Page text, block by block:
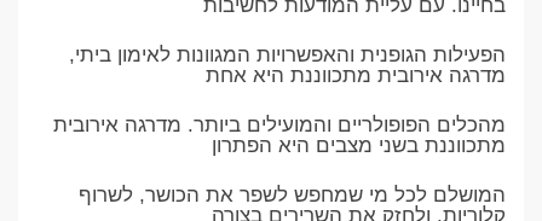
בחיינו. עם עליית המודעות לחשיבות
הפעילות הגופנית והאפשרויות המגוונות לאימון ביתי,
מדרגה אירובית מתכווננת היא אחת
מהכלים הפופולריים והמועילים ביותר. מדרגה אירובית
מתכווננת בשני מצבים היא הפתרון
המושלם לכל מי שמחפש לשפר את הכושר, לשרוף
קלוריות, ולחזק את השרירים בצורה